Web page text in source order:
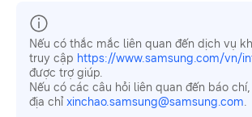
Nếu có thắc mắc liên quan đến dịch vụ
truy cập https://www.samsung.com/vn/
được trợ giúp.
Nếu có các câu hỏi liên quan đến báo
địa chỉ xinchao.samsung@samsung.com.